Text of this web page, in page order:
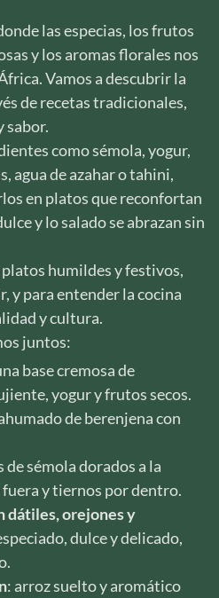
las especias, los frutos
y los aromas florales nos
Vamos a descubrir la
de recetas tradicionales,
sabor.
como sémola, yogur,
agua de azahar o tahini,
en platos que reconfortan
y lo salado se abrazan sin
humildes y festivos,
y para entender la cocina
y cultura.
juntos:
base cremosa de
yogur y frutos secos.
de berenjena con
de sémola dorados a la
y tiernos por dentro.
dátiles, orejones y
dulce y delicado,
: arroz suelto y aromático